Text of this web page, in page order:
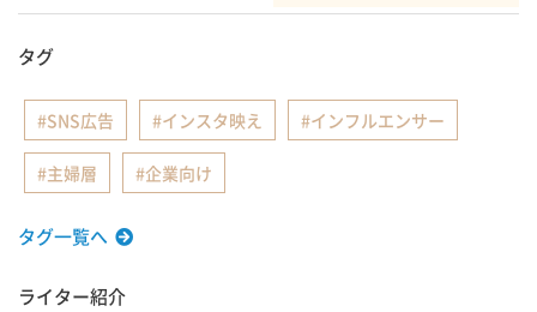
タグ
SNS広告 インスタ映え インフルエンサー
主婦層 企業向け
タグ一覧へ
ライター紹介